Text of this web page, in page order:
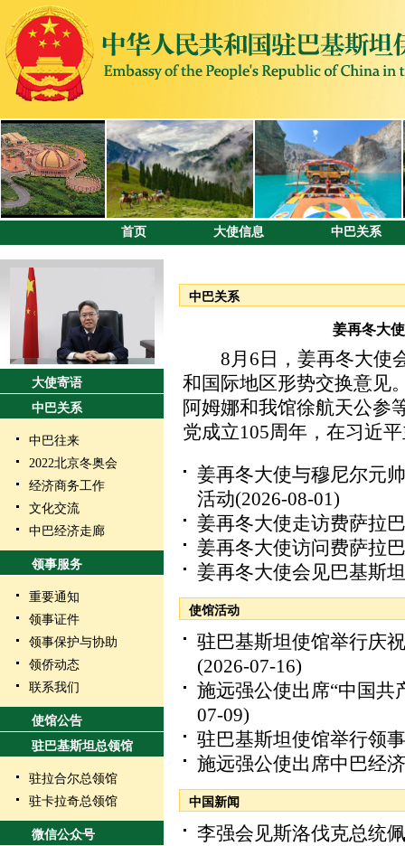
首页 大使信息 中巴关系
大使寄语
中巴关系
中巴往来
2022北京冬奥会
经济商务工作
文化交流
中巴经济走廊
领事服务
重要通知
领事证件
领事保护与协助
领侨动态
联系我们
使馆公告
驻巴基斯坦总领馆
驻拉合尔总领馆
驻卡拉奇总领馆
微信公众号
中巴关系
姜再冬大
8月6日，姜再冬大使会
和国际地区形势交换意见
阿姆娜和我馆徐航天公参
党成立105周年，在习近
姜再冬大使与穆尼尔元
活动(2026-08-01)
姜再冬大使走访费萨拉
姜再冬大使访问费萨拉
姜再冬大使会见巴基斯
使馆活动
驻巴基斯坦使馆举行庆
(2026-07-16)
施远强公使出席“中国共
07-09)
驻巴基斯坦使馆举行领
施远强公使出席中巴经
中国新闻
李强会见斯洛伐克总统